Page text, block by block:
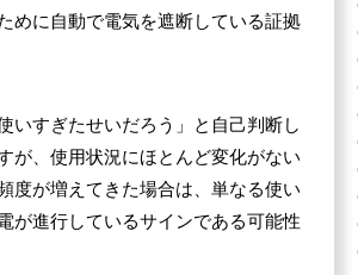
めに自動で電気を遮断している証拠
いすぎたせいだろう」と自己判断し
が、使用状況にほとんど変化がない
度が増えてきた場合は、単なる使い
が進行しているサインである可能性